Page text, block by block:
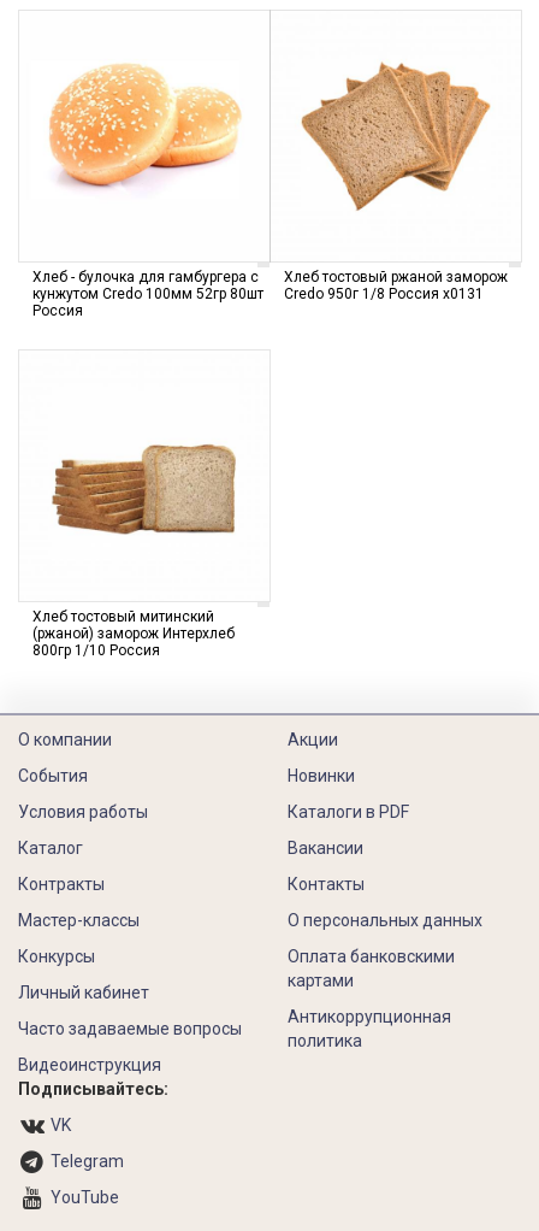
Хлеб - булочка для гамбургера с
кунжутом Credo 100мм 52гр 80шт
Россия
Хлеб тостовый ржаной заморож
Credo 950г 1/8 Россия х0131
Хлеб тостовый митинский
(ржаной) заморож Интерхлеб
800гр 1/10 Россия
О компании
События
Условия работы
Каталог
Контракты
Акции
Новинки
Каталоги в PDF
Вакансии
Контакты
Мастер-классы
Конкурсы
Личный кабинет
Часто задаваемые вопросы
Видеоинструкция
О персональных данных
Оплата банковскими
картами
Антикоррупционная
политика
Подписывайтесь:
VK
Telegram
YouTube